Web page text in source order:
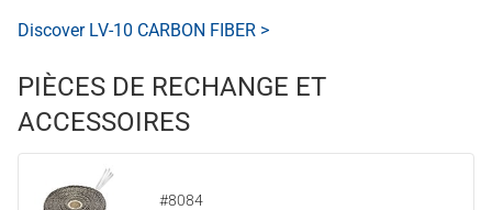
Discover LV-10 CARBON FIBER >
PIÈCES DE RECHANGE ET
ACCESSOIRES
#8084